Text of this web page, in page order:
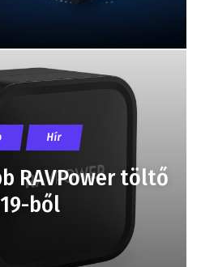
Hír
RAVPower töltő
ből